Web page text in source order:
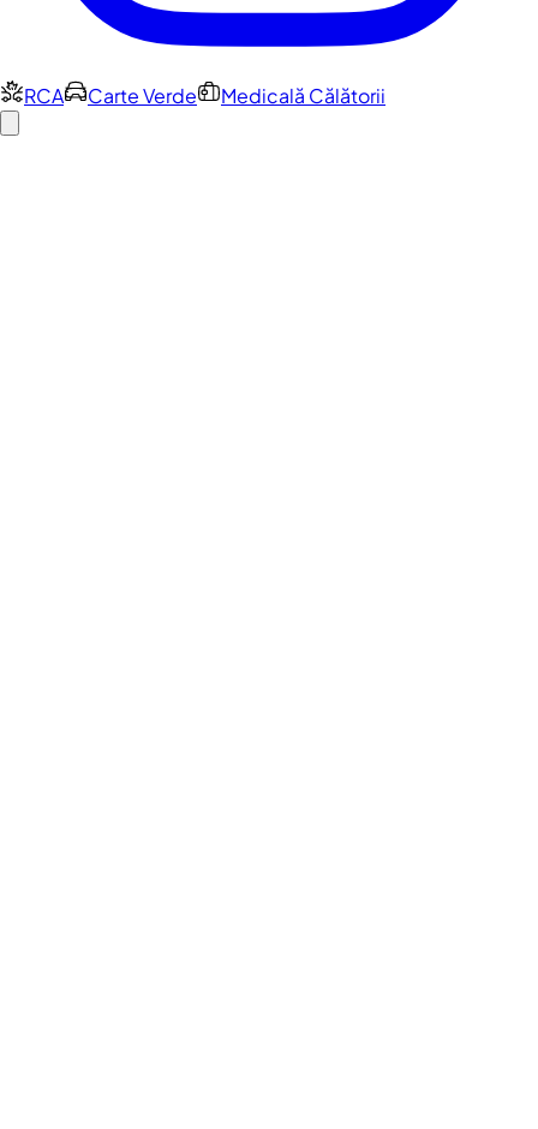
RCA Carte Verde Medicală Călătorii